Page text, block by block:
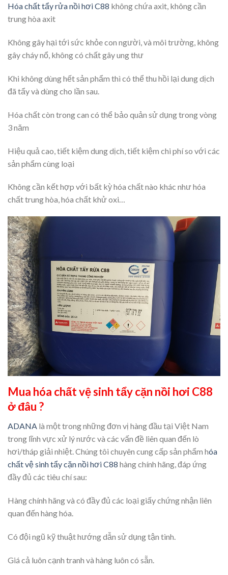
Hóa chất tẩy rửa nồi hơi C88 không chứa axit, không cần
trung hòa axit
Không gây hại tới sức khỏe con người, và môi trường, không
gây cháy nổ, không có chất gây ung thư
Khi không dùng hết sản phẩm thì có thể thu hồi lại dung dịch
đã tẩy và dùng cho lần sau.
Hóa chất còn trong can có thể bảo quản sử dụng trong vòng
3 năm
Hiệu quả cao, tiết kiệm dung dịch, tiết kiệm chi phí so với các
sản phẩm cùng loại
Không cần kết hợp với bất kỳ hóa chất nào khác như hóa
chất trung hòa, hóa chất khử oxi…
Mua hóa chất vệ sinh tẩy cặn nồi hơi C88
ở đâu ?
ADANA là một trong những đơn vị hàng đầu tại Việt Nam
trong lĩnh vực xử lý nước và các vấn đề liên quan đến lò
hơi/tháp giải nhiệt. Chúng tôi chuyên cung cấp sản phẩm hóa
chất vệ sinh tẩy cặn nồi hơi C88 hàng chính hãng, đáp ứng
đầy đủ các tiêu chí sau:
Hàng chính hãng và có đầy đủ các loại giấy chứng nhận liên
quan đến hàng hóa.
Có đội ngũ kỹ thuật hướng dẫn sử dụng tận tình.
Giá cả luôn cạnh tranh và hàng luôn có sẵn.